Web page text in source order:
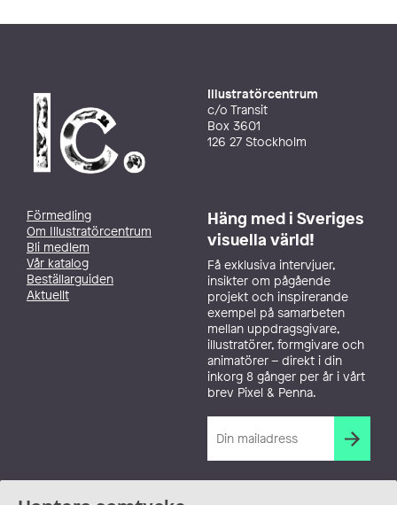
Illustratörcentrum
c/o Transit
Box 3601
126 27 Stockholm
Förmedling
Om Illustratörcentrum
Bli medlem
Vår katalog
Beställarguiden
Aktuellt
Häng med i Sveriges
visuella värld!
Få exklusiva intervjuer,
insikter om pågående
projekt och inspirerande
exempel på samarbeten
mellan uppdragsgivare,
illustratörer, formgivare och
animatörer – direkt i din
inkorg 8 gånger per år i vårt
brev Pixel & Penna.